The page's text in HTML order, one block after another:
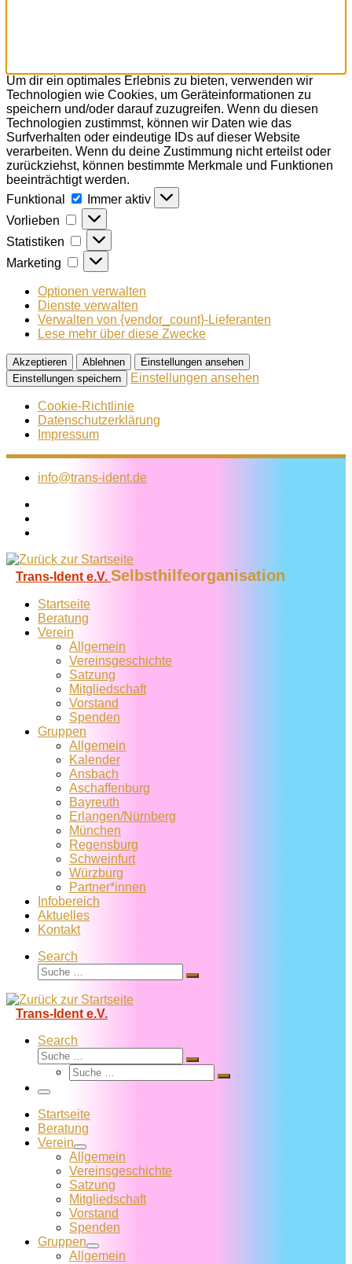
Um dir ein optimales Erlebnis zu bieten, verwenden wir
Technologien wie Cookies, um Geräteinformationen zu
speichern und/oder darauf zuzugreifen. Wenn du diesen
Technologien zustimmst, können wir Daten wie das
Surfverhalten oder eindeutige IDs auf dieser Website
verarbeiten. Wenn du deine Zustimmung nicht erteilst oder
zurückziehst, können bestimmte Merkmale und Funktionen
beeinträchtigt werden.
Funktional
Funktional
Immer aktiv
Vorlieben
Vorlieben
Statistiken Statistiken
Marketing Marketing
Optionen verwalten
Dienste verwalten
Verwalten von {vendor_count}-Lieferanten
Lese mehr über diese Zwecke
Akzeptieren Ablehnen
Einstellungen ansehen
Einstellungen speichern
Einstellungen ansehen
Cookie-Richtlinie
Datenschutzerklärung
Impressum
Zum
Inhalt
info@trans-ident.de
Trans-Ident e.V. Selbsthilfeorganisation
Startseite
Beratung
Verein
Allgemein
Vereins­geschichte
Satzung
Mitglied­schaft
Vorstand
Spenden
Gruppen
Allgemein
Kalender
Ansbach
Aschaffenburg
Bayreuth
Erlangen/Nürnberg
München
Regensburg
Schweinfurt
Würzburg
Partner*innen
Infobereich
Aktuelles
Kontakt
Search
Suche
Suche
Trans-Ident e.V.
Search
Suche
Suche
Suche
Suche
Menü
Startseite
Beratung
Verein
Allgemein
Vereins­geschichte
Satzung
Mitglied­schaft
Vorstand
Spenden
Gruppen
Allgemein